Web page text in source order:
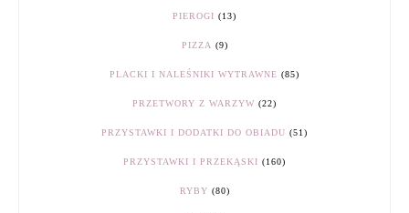
PIEROGI (13)
PIZZA (9)
PLACKI I NALEŚNIKI WYTRAWNE (85)
PRZETWORY Z WARZYW (22)
PRZYSTAWKI I DODATKI DO OBIADU (51)
PRZYSTAWKI I PRZEKĄSKI (160)
RYBY (80)